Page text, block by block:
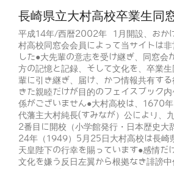
長崎県立大村高校卒業生同
平成14年/西暦2002年 1月開設、おか
村高校同窓会会員によって当サイトは
した●大先輩の意志を受け継ぎ、同窓会
方の記憶と記録、そして文化を、卒業
輩に引き継ぎ、届け、かつ情報共有す
きた親睦だけが目的のフェイスブック
係がございません●大村高校は、1670
代藩主大村純長(すみなが）公により、
2番目に開校（小学館発行・日本歴史大
24年（1949）5月25日大村高校は長崎
天皇陛下の行幸を賜っています●感情だ
文化を嫌う反日左翼から根拠なき誹謗